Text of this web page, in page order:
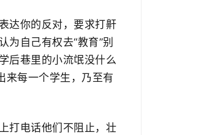
达你的反对，要求打鼾
自己有权去“教育”别
后巷里的小流氓没什么
来每一个学生，乃至有
打电话他们不阻止，壮